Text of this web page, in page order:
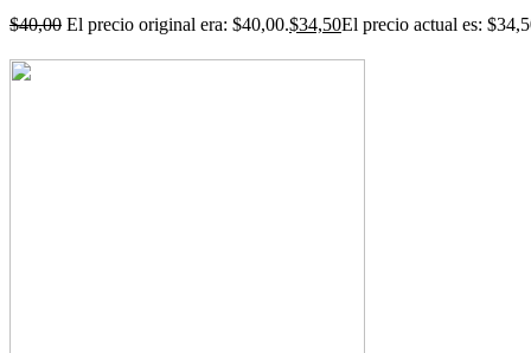
$40,00 El precio original era: $40,00.$34,50El precio actual es: